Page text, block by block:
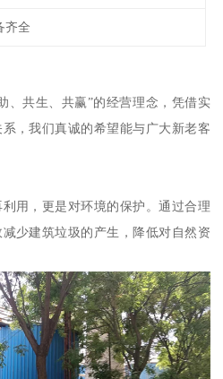
齐全
、共生、共赢”的经营理念，凭借实
，我们真诚的希望能与广大新老客
用，更是对环境的保护。通过合理
少建筑垃圾的产生，降低对自然资